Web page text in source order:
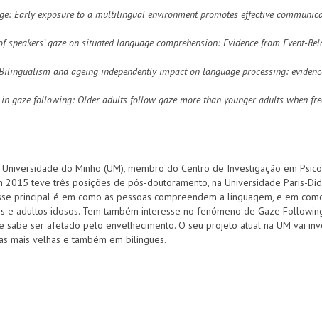
Early exposure to a multilingual environment promotes effective
speakers’ gaze on situated language comprehension: Evidence from Event-
Bilingualism and ageing independently impact on language processing:
in gaze following: Older adults follow gaze more than younger adults when
do Minho (UM), membro do Centro de Investigação em
teve três posições de pós-doutoramento, na Universidade Paris-
principal é em como as pessoas compreendem a linguagem, e em
adultos idosos. Tem também interesse no fenómeno de Gaze
ser afetado pelo envelhecimento. O seu projeto atual na UM vai
mais velhas e também em bilingues.